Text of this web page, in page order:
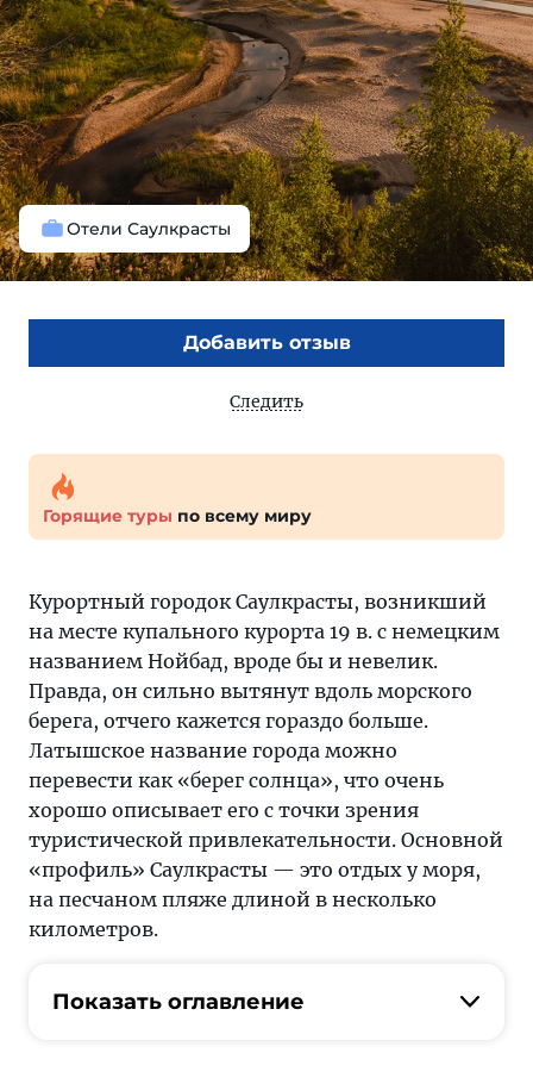
Отели Саулкрасты
Добавить отзыв
Следить
Горящие туры по всему миру
Курортный городок Саулкрасты, возникший
на месте купального курорта 19 в. с немецким
названием Нойбад, вроде бы и невелик.
Правда, он сильно вытянут вдоль морского
берега, отчего кажется гораздо больше.
Латышское название города можно
перевести как «берег солнца», что очень
хорошо описывает его с точки зрения
туристической привлекательности. Основной
«профиль» Саулкрасты — это отдых у моря,
на песчаном пляже длиной в несколько
километров.
Показать оглавление